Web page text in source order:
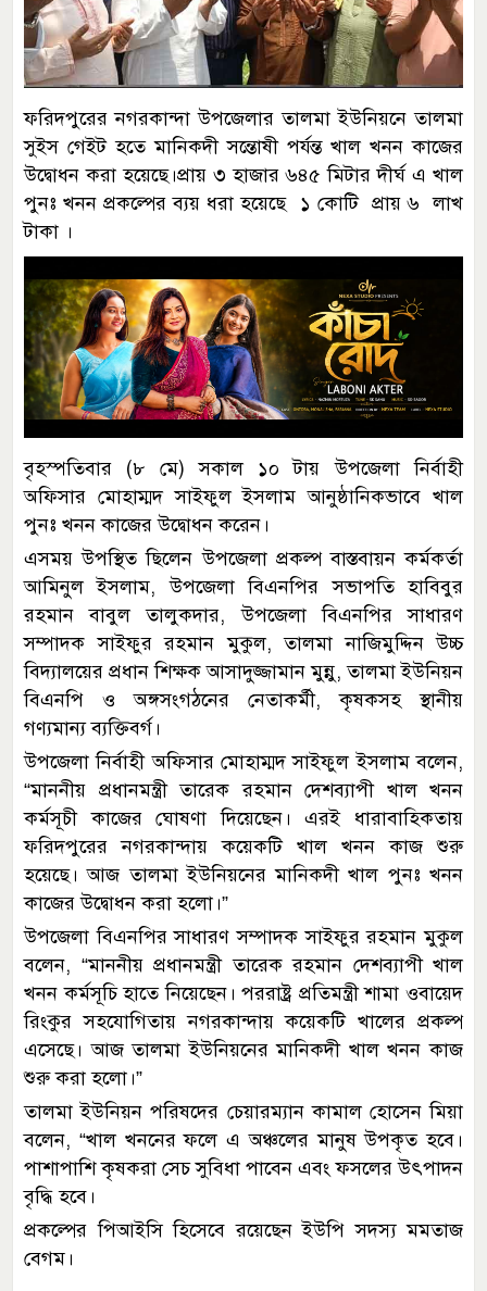
ফরিদপুরের নগরকান্দা উপজেলার তালমা ইউনিয়নে তালমা
সুইস গেইট হতে মানিকদী সন্তোষী পর্যন্ত খাল খনন কাজের
উদ্বোধন করা হয়েছে।প্রায় ৩ হাজার ৬৪৫ মিটার দীর্ঘ এ খাল
পুনঃ খনন প্রকল্পের ব্যয় ধরা হয়েছে ১ কোটি প্রায় ৬ লাখ
টাকা ।
বৃহস্পতিবার (৮ মে) সকাল ১০ টায় উপজেলা নির্বাহী
অফিসার মোহাম্মদ সাইফুল ইসলাম আনুষ্ঠানিকভাবে খাল
পুনঃ খনন কাজের উদ্বোধন করেন।
এসময় উপস্থিত ছিলেন উপজেলা প্রকল্প বাস্তবায়ন কর্মকর্তা
আমিনুল ইসলাম, উপজেলা বিএনপির সভাপতি হাবিবুর
রহমান বাবুল তালুকদার, উপজেলা বিএনপির সাধারণ
সম্পাদক সাইফুর রহমান মুকুল, তালমা নাজিমুদ্দিন উচ্চ
বিদ্যালয়ের প্রধান শিক্ষক আসাদুজ্জামান মুন্নু, তালমা ইউনিয়ন
বিএনপি ও অঙ্গসংগঠনের নেতাকর্মী, কৃষকসহ স্থানীয়
গণ্যমান্য ব্যক্তিবর্গ।
উপজেলা নির্বাহী অফিসার মোহাম্মদ সাইফুল ইসলাম বলেন,
“মাননীয় প্রধানমন্ত্রী তারেক রহমান দেশব্যাপী খাল খনন
কর্মসূচী কাজের ঘোষণা দিয়েছেন। এরই ধারাবাহিকতায়
ফরিদপুরের নগরকান্দায় কয়েকটি খাল খনন কাজ শুরু
হয়েছে। আজ তালমা ইউনিয়নের মানিকদী খাল পুনঃ খনন
কাজের উদ্বোধন করা হলো।”
উপজেলা বিএনপির সাধারণ সম্পাদক সাইফুর রহমান মুকুল
বলেন, “মাননীয় প্রধানমন্ত্রী তারেক রহমান দেশব্যাপী খাল
খনন কর্মসূচি হাতে নিয়েছেন। পররাষ্ট্র প্রতিমন্ত্রী শামা ওবায়েদ
রিংকুর সহযোগিতায় নগরকান্দায় কয়েকটি খালের প্রকল্প
এসেছে। আজ তালমা ইউনিয়নের মানিকদী খাল খনন কাজ
শুরু করা হলো।”
তালমা ইউনিয়ন পরিষদের চেয়ারম্যান কামাল হোসেন মিয়া
বলেন, “খাল খননের ফলে এ অঞ্চলের মানুষ উপকৃত হবে।
পাশাপাশি কৃষকরা সেচ সুবিধা পাবেন এবং ফসলের উৎপাদন
বৃদ্ধি হবে।
প্রকল্পের পিআইসি হিসেবে রয়েছেন ইউপি সদস্য মমতাজ
বেগম।